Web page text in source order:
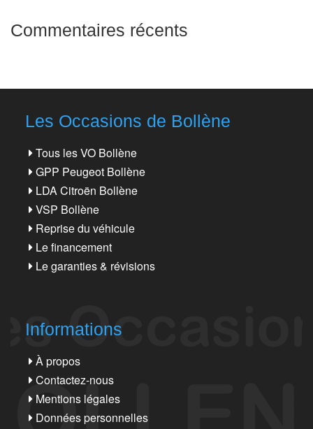
Commentaires récents
Les Occasions de Bollène
Tous les VO Bollène
GPP Peugeot Bollène
LDA Citroën Bollène
VSP Bollène
Reprise du véhicule
Le financement
Le garanties & révisions
Informations
À propos
Contactez-nous
Mentions légales
Données personnelles